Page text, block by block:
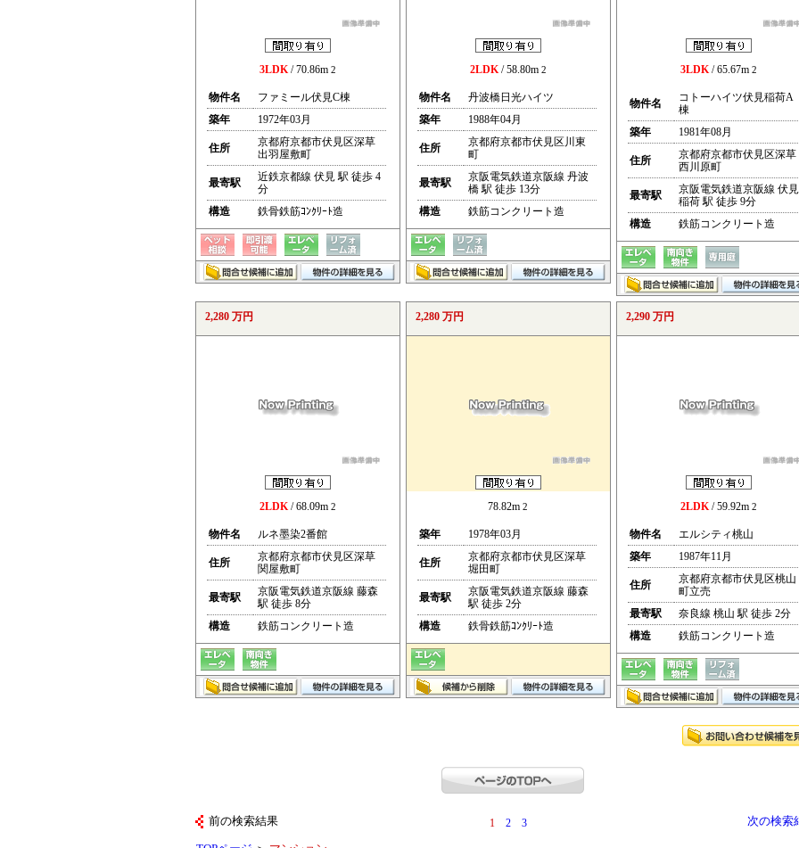
3LDK/ 70.86m 2
物件名
ファミール伏見C棟
築年
1972年03月
住所
京都府京都市伏見区深草
出羽屋敷町
最寄駅
近鉄京都線 伏見 駅 徒歩 4
分
構造
鉄骨鉄筋ｺﾝｸﾘｰﾄ造
2LDK/ 58.80m 2
物件名
丹波橋日光ハイツ
築年
1988年04月
住所
京都府京都市伏見区川東
町
最寄駅
京阪電気鉄道京阪線 丹波
橋 駅 徒歩 13分
構造
鉄筋コンクリート造
3LDK/ 65.67m 2
物件名
コトーハイツ伏見稲荷A
棟
築年
1981年08月
住所
京都府京都市伏見区深草
西川原町
最寄駅
京阪電気鉄道京阪線 伏見
稲荷 駅 徒歩 9分
構造
鉄筋コンクリート造
2,280 万円
2LDK/ 68.09m 2
物件名 ルネ墨染2番館
住所
京都府京都市伏見区深草
関屋敷町
最寄駅
京阪電気鉄道京阪線 藤森
駅 徒歩 8分
構造
鉄筋コンクリート造
2,280 万円
78.82m 2
築年 1978年03月
住所
京都府京都市伏見区深草
堀田町
最寄駅
京阪電気鉄道京阪線 藤森
駅 徒歩 2分
構造
鉄骨鉄筋ｺﾝｸﾘｰﾄ造
2,290 万円
2LDK/ 59.92m 2
物件名
エルシティ桃山
築年
1987年11月
住所
京都府京都市伏見区桃山
町立売
最寄駅
奈良線 桃山 駅 徒歩 2分
構造
鉄筋コンクリート造
前の検索結果 1 2 3 次の検索